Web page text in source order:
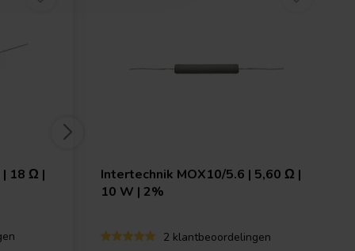
18 Ω |
Intertechnik MOX10/5.6 | 5,60 Ω |
10 W | 2%
2 klantbeoordelingen